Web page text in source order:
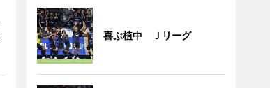
喜ぶ植中 Ｊリーグ